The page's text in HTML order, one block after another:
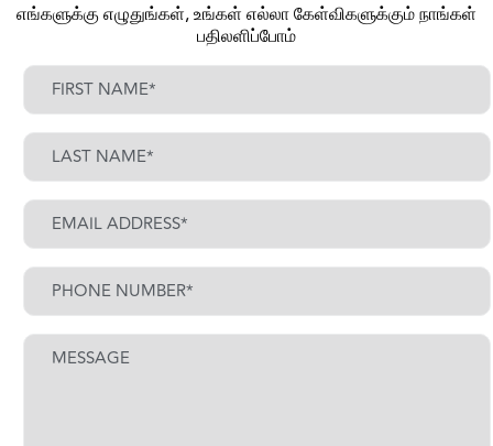
எங்களுக்கு எழுதுங்கள், உங்கள் எல்லா கேள்விகளுக்கும் நாங்கள்
பதிலளிப்போம்